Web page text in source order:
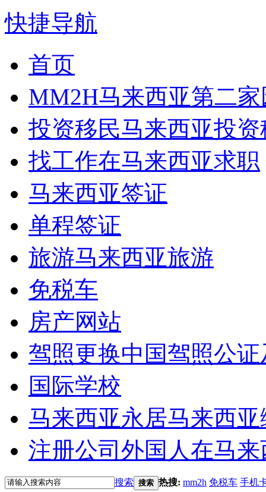
快捷导航
首页
MM2H马来西亚第二家
投资移民马来西亚投资
找工作在马来西亚求职
马来西亚签证
单程签证
旅游马来西亚旅游
免税车
房产网站
驾照更换中国驾照公
国际学校
马来西亚永居马来西
注册公司 外国人在马
搜索 搜索 热搜: mm2h 免税车 手机